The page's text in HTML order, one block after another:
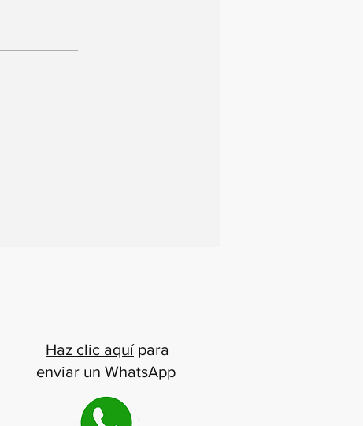
Haz clic aquípara
enviar un WhatsApp